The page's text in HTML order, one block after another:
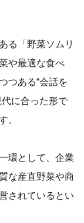
る「野菜ソムリ
や最適な食べ
つある“会話を
に合った形で
。
環として、企業
な産直野菜や商
されているとい